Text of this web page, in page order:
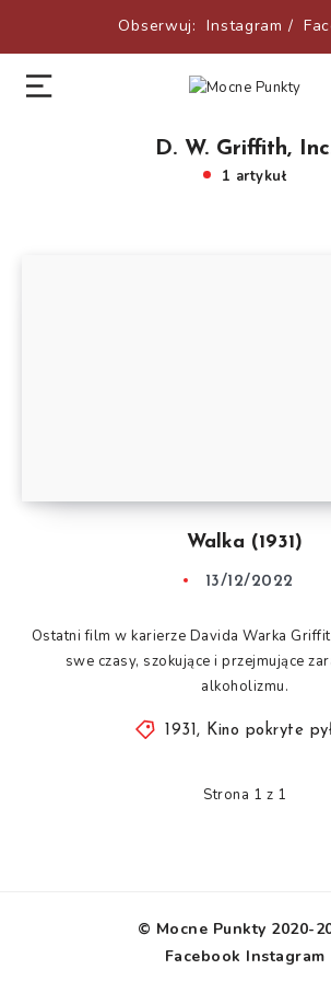
Obserwuj: Instagram /
D. W. Griffith,
1 artykuł
Walka (1931)
13/12/2022
Ostatni film w karierze Davida Warka
swe czasy, szokujące i przejmujące
alkoholizmu.
1931, Kino pokryte
Strona 1 z 1
© Mocne Punkty 2020-
Facebook Instagram